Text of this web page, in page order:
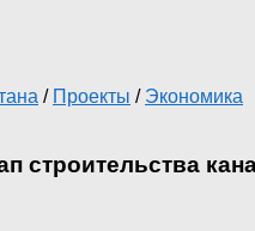
/ Проекты / Экономика
строительства